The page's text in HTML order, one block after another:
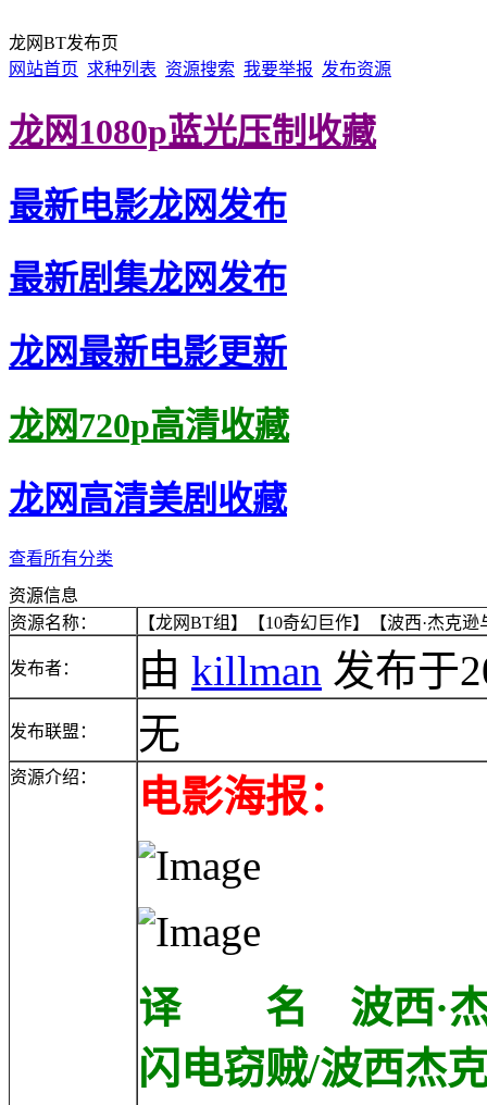
龙网BT发布页
网站首页 求种列表 资源搜索 我要举报 发布资源
龙网1080p蓝光压制收藏
最新电影龙网发布
最新剧集龙网发布
龙网最新电影更新
龙网720p高清收藏
龙网高清美剧收藏
查看所有分类
资源信息
资源名称：
【龙网BT组】【10奇幻巨作】【波西·杰克
发布者： 由 killman 发布于
发布联盟： 无
资源介绍： 电影海报：
译 名 波西·杰
闪电窃贼/波西杰